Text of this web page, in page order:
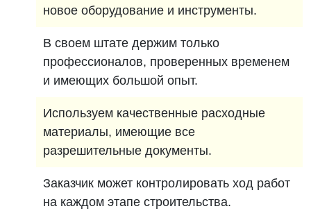
новое оборудование и инструменты.
В своем штате держим только
профессионалов, проверенных временем
и имеющих большой опыт.
Используем качественные расходные
материалы, имеющие все
разрешительные документы.
Заказчик может контролировать ход работ
на каждом этапе строительства.